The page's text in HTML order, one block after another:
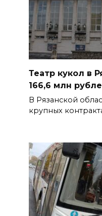
Театр кукол в
166,6 млн
В Рязанской
крупных